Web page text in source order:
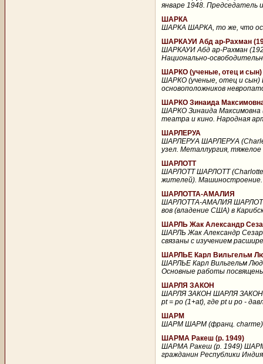
январе 1948. Председатель
ШАРКА
ШАРКА ШАРКА, то же, что
ШАРКАУИ Абд ар-Рахман
ШАРКАУИ Абд ар-Рахман
Национально-
ШАРКО (ученые, отец и сын)
ШАРКО (ученые, отец и сын)
основоположников
ШАРКО Зинаида
ШАРКО Зинаида Максимовна
театра и кино. Народная
ШАРЛЕРУА
ШАРЛЕРУА ШАРЛЕРУА
узел. Металлургия,
ШАРЛОТТ
ШАРЛОТТ ШАРЛОТТ
жителей). Машиностроение.
ШАРЛОТТА-АМАЛИЯ
ШАРЛОТТА-АМАЛИЯ
вов (владение США) в
ШАРЛЬ Жак Александр
ШАРЛЬ Жак Александр
связаны с изучением
ШАРЛЬЕ Карл Вильгельм
ШАРЛЬЕ Карл Вильгельм
Основные работы
ШАРЛЯ ЗАКОН
ШАРЛЯ ЗАКОН ШАРЛЯ ЗАКОН,
pt = po (1+at), где pt и po -
ШАРМ
ШАРМ ШАРМ (франц. charme),
ШАРМА Ракеш (р. 1949)
ШАРМА Ракеш (р. 1949)
гражданин Республики